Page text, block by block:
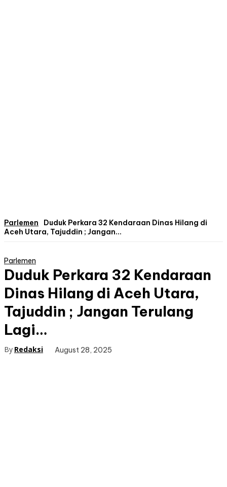
Parlemen
Duduk Perkara 32 Kendaraan Dinas Hilang di
Aceh Utara, Tajuddin ; Jangan...
Parlemen
Duduk Perkara 32 Kendaraan
Dinas Hilang di Aceh Utara,
Tajuddin ; Jangan Terulang
Lagi…
By Redaksi August 28, 2025